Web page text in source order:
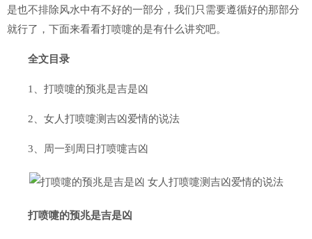
是也不排除风水中有不好的一部分，我们只需要遵循好的那部分
就行了，下面来看看打喷嚏的是有什么讲究吧。
全文目录
1、打喷嚏的预兆是吉是凶
2、女人打喷嚏测吉凶爱情的说法
3、周一到周日打喷嚏吉凶
打喷嚏的预兆是吉是凶